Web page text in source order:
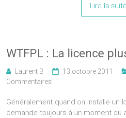
Lire la suite
WTFPL : La licence
Laurent B 13 octobre 2011
Commentaires
Généralement quand on installe un
demande toujours à un moment ou